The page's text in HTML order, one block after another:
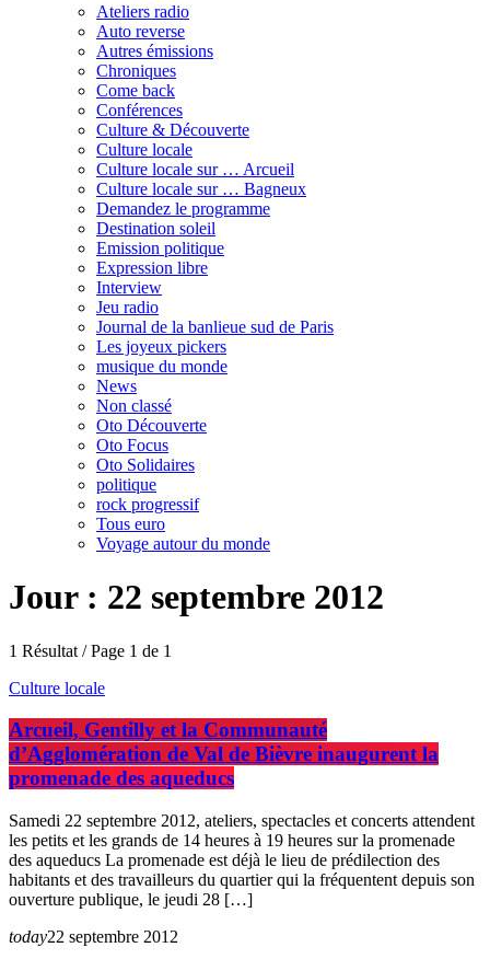
Ateliers radio
Auto reverse
Autres émissions
Chroniques
Come back
Conférences
Culture & Découverte
Culture locale
Culture locale sur … Arcueil
Culture locale sur … Bagneux
Demandez le programme
Destination soleil
Emission politique
Expression libre
Interview
Jeu radio
Journal de la banlieue sud de Paris
Les joyeux pickers
musique du monde
News
Non classé
Oto Découverte
Oto Focus
Oto Solidaires
politique
rock progressif
Tous euro
Voyage autour du monde
Jour : 22 septembre 2012
1 Résultat / Page 1 de 1
Culture locale
Arcueil, Gentilly et la Communauté
d’Agglomération de Val de Bièvre inaugurent la
promenade des aqueducs
Samedi 22 septembre 2012, ateliers, spectacles et concerts attendent
les petits et les grands de 14 heures à 19 heures sur la promenade
des aqueducs La promenade est déjà le lieu de prédilection des
habitants et des travailleurs du quartier qui la fréquentent depuis son
ouverture publique, le jeudi 28 […]
today22 septembre 2012